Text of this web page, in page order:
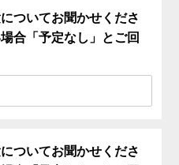
ついてお聞かせくださ
合「予定なし」とご回
ついてお聞かせくださ